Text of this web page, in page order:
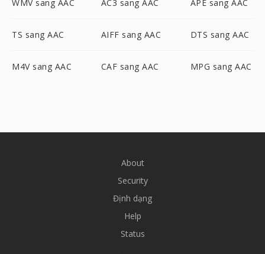
WMV sang AAC AC3 sang AAC APE sang AAC
TS sang AAC AIFF sang AAC DTS sang AAC
M4V sang AAC CAF sang AAC MPG sang AAC
About
Security
Định dạng
Help
Status